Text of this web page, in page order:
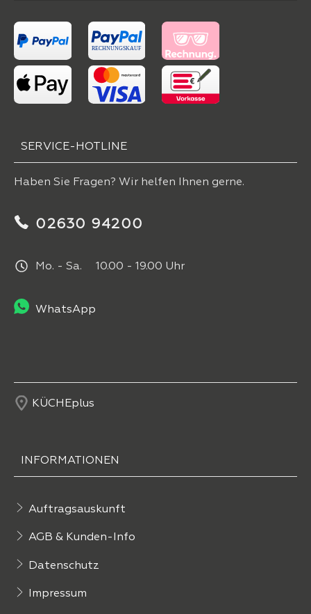
SERVICE-HOTLINE
Haben Sie Fragen? Wir helfen Ihnen gerne.
02630 94200
Mo. - Sa. 10.00 - 19.00 Uhr
WhatsApp
KÜCHEplus
INFORMATIONEN
Auftragsauskunft
AGB & Kunden-Info
Datenschutz
Impressum